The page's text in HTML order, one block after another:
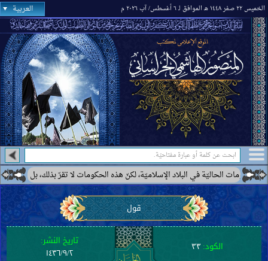
الخميس ٢٢ صفر ١٤٤٨ هـ الموافق لـ ٦ أغسطس/ آب ٢٠٢٦ م العربية
الحاليّة في البلاد الإسلاميّة، لكنّ هذه الحكومات لا تقرّ بذلك، بل ترى
قول
الكود: ٣٣
تاريخ النشر:
١٤٣٦/٩/٢